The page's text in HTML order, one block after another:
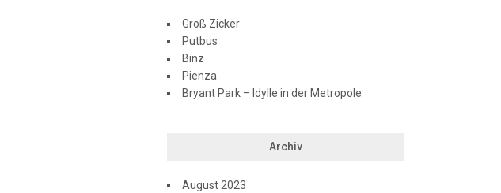
Groß Zicker
Putbus
Binz
Pienza
Bryant Park – Idylle in der Metropole
Archiv
August 2023